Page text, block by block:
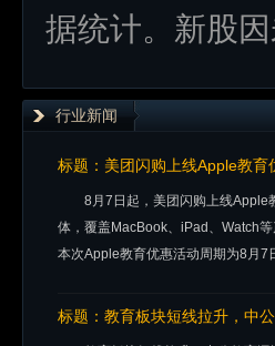
据统计。新股
行业新闻
标题： 美团闪购上线Apple教育
8月7日起，美团闪购上线Apple
体，覆盖MacBook、iPad、Watch
本次Apple教育优惠活动周期为8月
布全国的Apple授权经销商，活动
面新闻）
标题： 教育板块短线拉升，中